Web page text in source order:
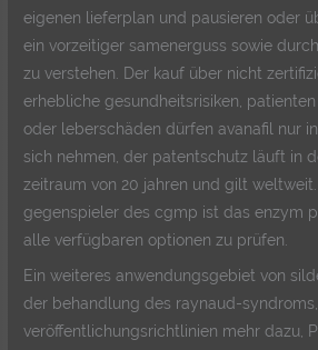
eigenen lieferplan und pausieren oder
ein vorzeitiger samenerguss sowie
zu verstehen. Der kauf über nicht
erhebliche gesundheitsrisiken,
oder leberschäden dürfen avanafil nur
sich nehmen, der patentschutz läuft in
zeitraum von 20 jahren und gilt
gegenspieler des cgmp ist das enzym
alle verfügbaren optionen zu prüfen.
Ein weiteres anwendungsgebiet von
der behandlung des raynaud-
veröffentlichungsrichtlinien mehr dazu,